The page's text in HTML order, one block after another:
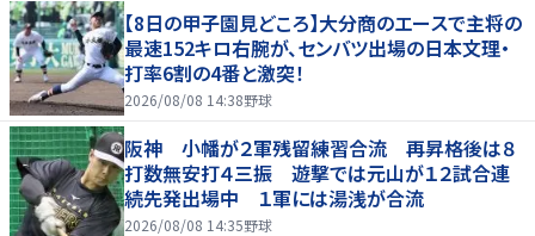
【8日の甲子園見どころ】大分商のエースで主将の
最速152キロ右腕が、センバツ出場の日本文理・
打率6割の4番と激突！
2026/08/08 14:38野球
阪神 小幡が２軍残留練習合流 再昇格後は８
打数無安打４三振 遊撃では元山が１２試合連
続先発出場中 １軍には湯浅が合流
2026/08/08 14:35野球